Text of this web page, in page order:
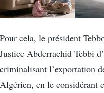
Pour cela, le président
Justice Abderrachid Tebbi
criminalisant l’exportation
Algérien, en le considérant